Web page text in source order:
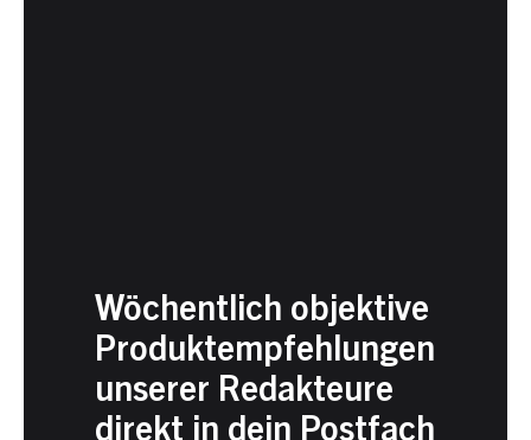
Wöchentlich objektive
Produktempfehlungen
unserer Redakteure